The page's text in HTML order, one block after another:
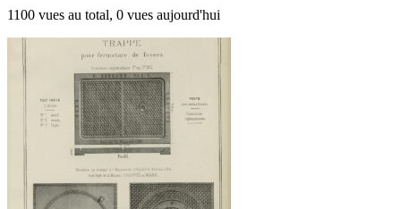
1100 vues au total, 0 vues aujourd'hui